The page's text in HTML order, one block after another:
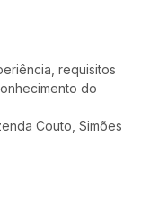
requisitos
do
Couto, Simões